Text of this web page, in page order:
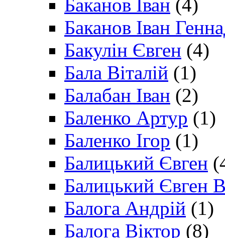
Баканов Іван (4)
Баканов Іван
Бакулін Євген (4)
Бала Віталій (1)
Балабан Іван (2)
Баленко Артур (1)
Баленко Ігор (1)
Балицький Євген
Балицький Євген
Балога Андрій (1)
Балога Віктор (8)